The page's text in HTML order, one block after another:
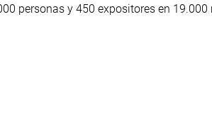
personas y 450 expositores en